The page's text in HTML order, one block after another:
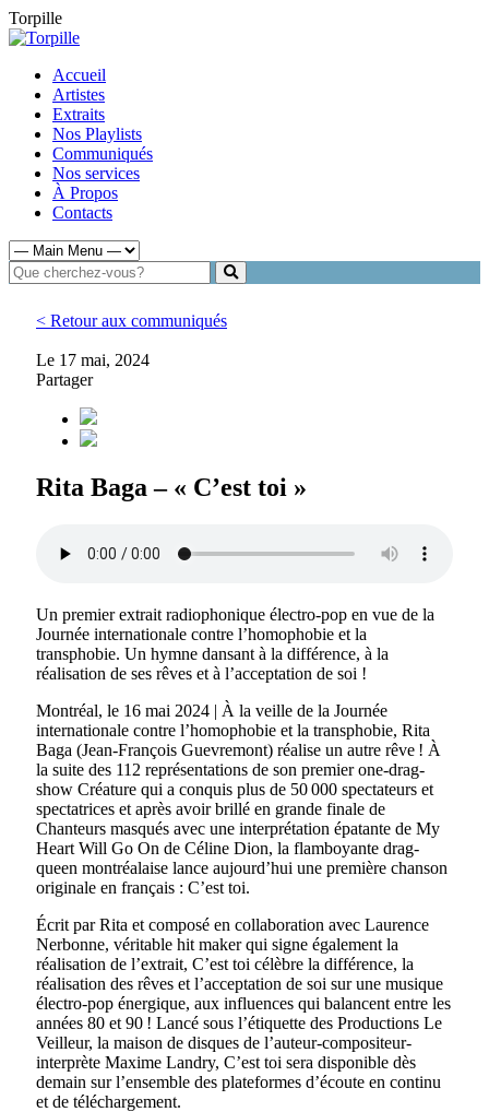
Torpille
Accueil
Artistes
Extraits
Nos Playlists
Communiqués
Nos services
À Propos
Contacts
< Retour aux communiqués
Le 17 mai, 2024
Partager
Rita Baga – « C’est toi »
Un premier extrait radiophonique électro-pop en vue de la
Journée internationale contre l’homophobie et la
transphobie. Un hymne dansant à la différence, à la
réalisation de ses rêves et à l’acceptation de soi !
Montréal, le 16 mai 2024 | À la veille de la Journée
internationale contre l’homophobie et la transphobie, Rita
Baga (Jean-François Guevremont) réalise un autre rêve ! À
la suite des 112 représentations de son premier one-drag-
show Créature qui a conquis plus de 50 000 spectateurs et
spectatrices et après avoir brillé en grande finale de
Chanteurs masqués avec une interprétation épatante de My
Heart Will Go On de Céline Dion, la flamboyante drag-
queen montréalaise lance aujourd’hui une première chanson
originale en français : C’est toi.
Écrit par Rita et composé en collaboration avec Laurence
Nerbonne, véritable hit maker qui signe également la
réalisation de l’extrait, C’est toi célèbre la différence, la
réalisation des rêves et l’acceptation de soi sur une musique
électro-pop énergique, aux influences qui balancent entre les
années 80 et 90 ! Lancé sous l’étiquette des Productions Le
Veilleur, la maison de disques de l’auteur-compositeur-
interprète Maxime Landry, C’est toi sera disponible dès
demain sur l’ensemble des plateformes d’écoute en continu
et de téléchargement.